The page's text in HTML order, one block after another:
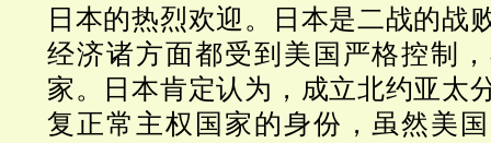
日本的热烈欢迎。日本是二战的战
经济诸方面都受到美国严格控制
家。日本肯定认为，成立北约亚太
复正常主权国家的身份，虽然美